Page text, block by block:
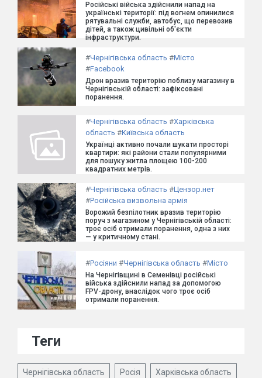
Російські війська здійснили напад на
українські території: під вогнем опинилися
рятувальні служби, автобус, що перевозив
дітей, а також цивільні об'єкти
інфраструктури.
#Чернігівська область #Місто
#Facebook
Дрон вразив територію поблизу магазину в
Чернігівській області: зафіксовані
поранення.
#Чернігівська область #Харківська
область #Київська область
Українці активно почали шукати просторі
квартири: які райони стали популярними
для пошуку житла площею 100-200
квадратних метрів.
#Чернігівська область #Цензор.нет
#Російська визвольна армія
Ворожий безпілотник вразив територію
поруч з магазином у Чернігівській області:
троє осіб отримали поранення, одна з них
— у критичному стані.
#Росіяни #Чернігівська область #Місто
На Чернігівщині в Семенівці російські
війська здійснили напад за допомогою
FPV-дрону, внаслідок чого троє осіб
отримали поранення.
Теги
Чернігівська область Росія Харківська область